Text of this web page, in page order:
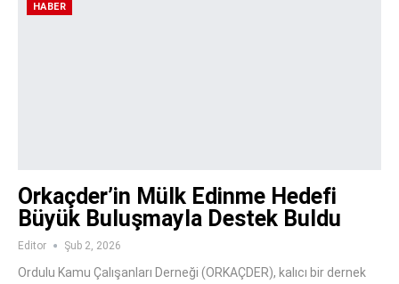
HABER
Orkaçder’in Mülk Edinme Hedefi
Büyük Buluşmayla Destek Buldu
Editor Şub 2, 2026
Ordulu Kamu Çalışanları Derneği (ORKAÇDER), kalıcı bir dernek